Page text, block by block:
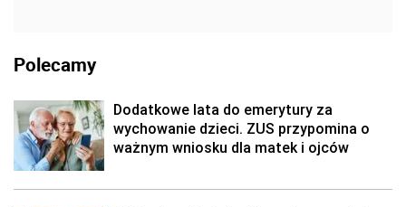
Polecamy
Dodatkowe lata do emerytury za
wychowanie dzieci. ZUS przypomina o
ważnym wniosku dla matek i ojców